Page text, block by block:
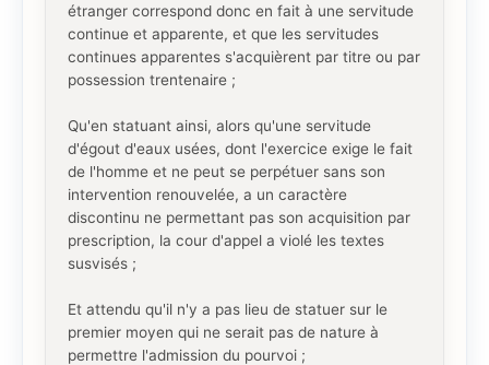
étranger correspond donc en fait à une servitude
continue et apparente, et que les servitudes
continues apparentes s'acquièrent par titre ou par
possession trentenaire ;
Qu'en statuant ainsi, alors qu'une servitude
d'égout d'eaux usées, dont l'exercice exige le fait
de l'homme et ne peut se perpétuer sans son
intervention renouvelée, a un caractère
discontinu ne permettant pas son acquisition par
prescription, la cour d'appel a violé les textes
susvisés ;
Et attendu qu'il n'y a pas lieu de statuer sur le
premier moyen qui ne serait pas de nature à
permettre l'admission du pourvoi ;